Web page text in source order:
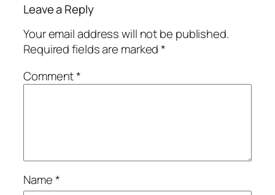
Leave a Reply
Your email address will not be published.
Required fields are marked*
Comment*
Name*